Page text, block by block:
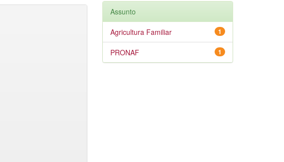
Assunto
1
Agricultura Familiar
1
PRONAF